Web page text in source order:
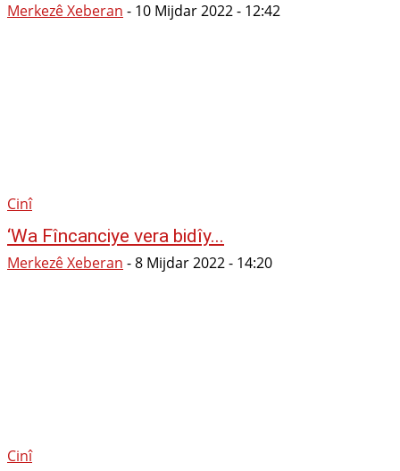
Merkezê Xeberan - 10 Mijdar 2022 - 12:42
Cinî
‘Wa Fîncanciye vera bidîy...
Merkezê Xeberan -8 Mijdar 2022 - 14:20
Cinî